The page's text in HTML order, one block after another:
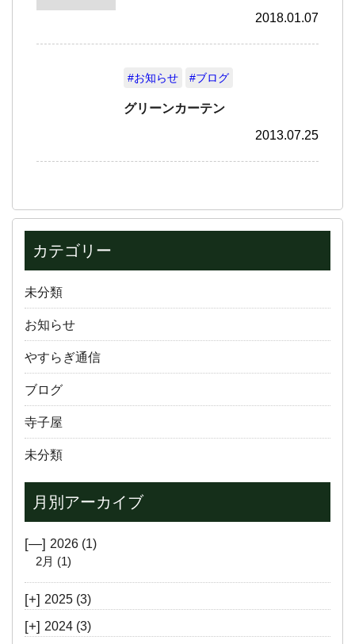
2018.01.07
#お知らせ #ブログ
グリーンカーテン
2013.07.25
カテゴリー
未分類
お知らせ
やすらぎ通信
ブログ
寺子屋
未分類
月別アーカイブ
[—] 2026 (1)
2月 (1)
[+] 2025 (3)
[+] 2024 (3)